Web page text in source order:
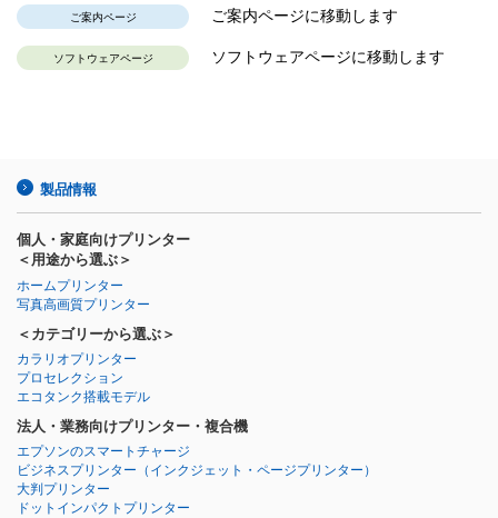
ご案内ページ ご案内ページに移動します
ソフトウェアページ ソフトウェアページに移動します
製品情報
個人・家庭向けプリンター
＜用途から選ぶ＞
ホームプリンター
写真高画質プリンター
＜カテゴリーから選ぶ＞
カラリオプリンター
プロセレクション
エコタンク搭載モデル
法人・業務向けプリンター・複合機
エプソンのスマートチャージ
ビジネスプリンター （インクジェット・ページプリンター）
大判プリンター
ドットインパクトプリンター